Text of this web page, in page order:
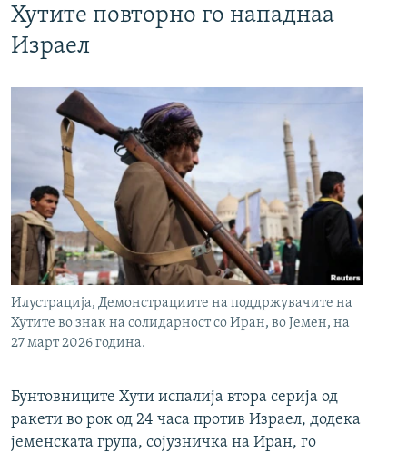
Хутите повторно го нападнаа
Израел
Илустрација, Демонстрациите на поддржувачите на
Хутите во знак на солидарност со Иран, во Јемен, на
27 март 2026 година.
Бунтовниците Хути испалија втора серија од
ракети во рок од 24 часа против Израел, додека
јеменската група, сојузничка на Иран, го